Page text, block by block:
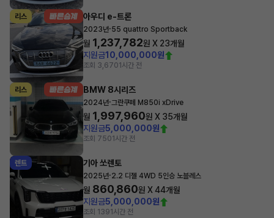
리스 아우디 e-트론
2023년·55 quattro Sportback
월 1,237,782원 X 23개월
지원금10,000,000원
조회 3,6701시간 전
리스 BMW 8시리즈
2024년·그란쿠페 M850i xDrive
월 1,997,960원 X 35개월
지원금5,000,000원
조회 7501시간 전
렌트 기아 쏘렌토
2025년·2.2 디젤 4WD 5인승 노블레스
월 860,860원 X44개월
지원금5,000,000원
조회 1391시간 전